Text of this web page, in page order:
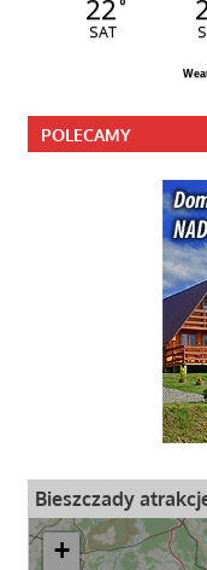
22°
SAT
POLECAMY
Bieszczady
+